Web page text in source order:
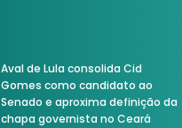
Aval de Lula consolida Cid
Gomes como candidato ao
Senado e aproxima definição da
chapa governista no Ceará